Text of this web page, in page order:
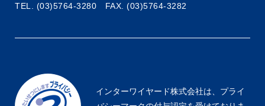
TEL. (03)5764-3280 FAX. (03)5764-3282
インターワイヤード株式会社は、 プライ